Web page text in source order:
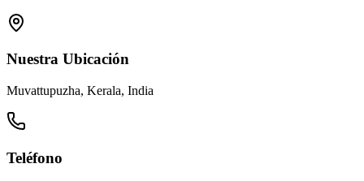
Nuestra Ubicación
Muvattupuzha, Kerala, India
Teléfono